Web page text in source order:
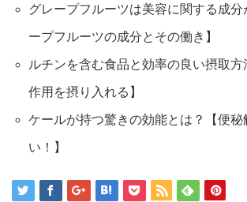
グレープフルーツは美容に関する成分
ープフルーツの成分とその働き】
ルチンを含む食品と効率の良い摂取
作用を摂り入れる】
ケールが持つ驚きの効能とは？【便秘
い！】